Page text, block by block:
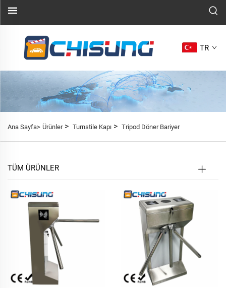
TR
Ana Sayfa> Ürünler> Turnstile Kapı > Tripod Döner Bariyer
TÜM ÜRÜNLER